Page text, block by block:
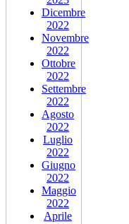
Dicembre
2022
Novembre
2022
Ottobre
2022
Settembre
2022
Agosto
2022
Luglio
2022
Giugno
2022
Maggio
2022
Aprile